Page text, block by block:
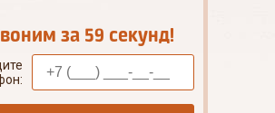
за 59 секунд!